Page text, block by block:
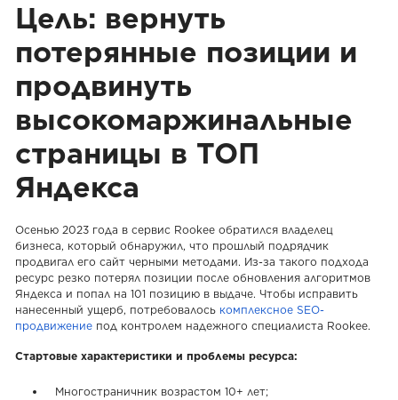
Цель: вернуть
потерянные позиции и
продвинуть
высокомаржинальные
страницы в ТОП
Яндекса
Осенью 2023 года в сервис Rookee обратился владелец
бизнеса, который обнаружил, что прошлый подрядчик
продвигал его сайт черными методами. Из-за такого подхода
ресурс резко потерял позиции после обновления алгоритмов
Яндекса и попал на 101 позицию в выдаче. Чтобы исправить
нанесенный ущерб, потребовалось комплексное SEO-
продвижение под контролем надежного специалиста Rookee.
Стартовые характеристики и проблемы ресурса:
Многостраничник возрастом 10+ лет;